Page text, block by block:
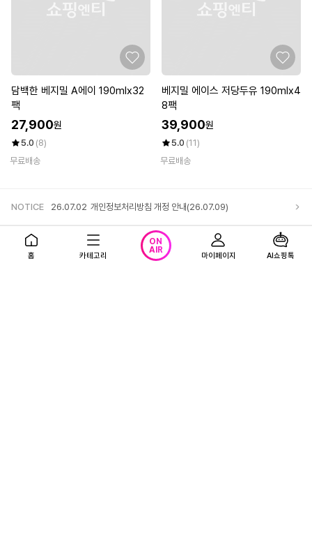
담백한 베지밀 A에이 190mlx32
팩
27,900원
5.0 (8)
무료배송
베지밀 에이스 저당두유 190mlx4
8팩
39,900원
5.0 (11)
무료배송
NOTICE 26.07.02 개인정보처리방침 개정 안내(26.07.09)
앱다운로드 고객센터
홈 카테고리
ON
AIR
마이페이지 AI쇼핑톡